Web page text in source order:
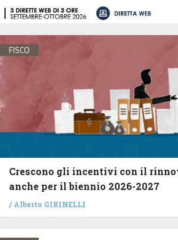
FISCO
Crescono gli incentivi con il
anche per il biennio 2026-2027
/ Alberto GIRINELLI